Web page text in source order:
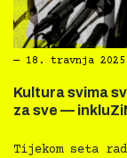
― 18. travnja
Kultura svima
za sve —
Tijekom seta